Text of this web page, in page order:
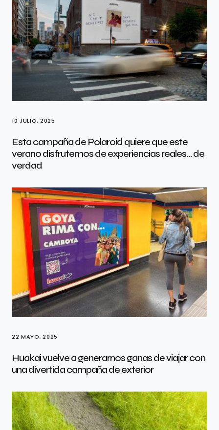
10 JULIO, 2025
Esta campaña de Polaroid quiere que este
verano disfrutemos de experiencias reales… de
verdad
22 MAYO, 2025
Huakai vuelve a generarnos ganas de viajar con
una divertida campaña de exterior